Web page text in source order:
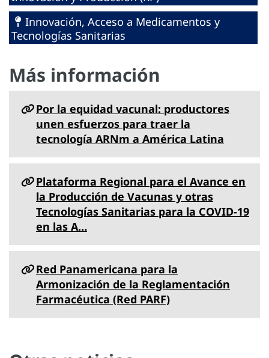
Innovación, Acceso a Medicamentos y
Tecnologías Sanitarias
Más información
Por la equidad vacunal: productores
unen esfuerzos para traer la
tecnología ARNm a América Latina
Plataforma Regional para el Avance en
la Producción de Vacunas y otras
Tecnologías Sanitarias para la COVID-19
en las A…
Red Panamericana para la
Armonización de la Reglamentación
Farmacéutica (Red PARF)